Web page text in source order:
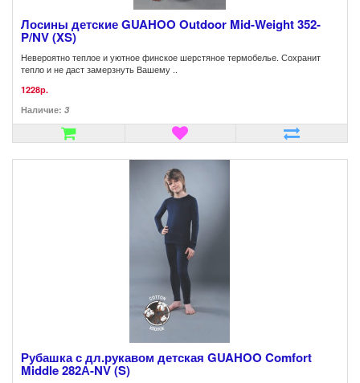
Лосины детские GUAHOO Outdoor Mid-Weight 352-
P/NV (XS)
Невероятно теплое и уютное финское шерстяное термобелье. Сохранит
тепло и не даст замерзнуть Вашему ..
1228р.
Наличие: 3
Рубашка с дл.рукавом детская GUAHOO Comfort
Middle 282А-NV (S)